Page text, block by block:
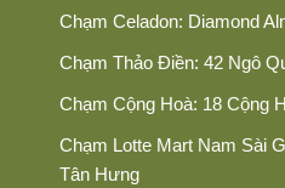
Chạm Celadon: Diamond
Chạm Thảo Điền: 42 Ngô
Chạm Cộng Hoà: 18 Cộng
Chạm Lotte Mart Nam Sài
Tân Hưng